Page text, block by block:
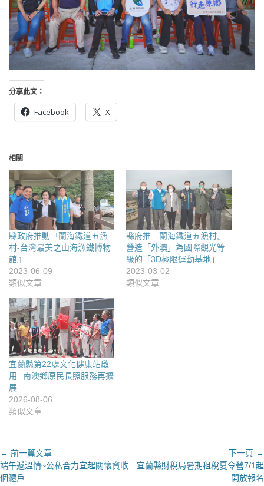
分享此文：
Facebook X
相關
縣政府推動『蘭海鐵道五漁
村-台灣最美之山海漁鐵博物
館』
2023-06-09
類似文章
縣府推『蘭海鐵道五漁村』
營造「外澳」為國際觀光等
級的「3D極限運動基地」
2023-03-02
類似文章
宜蘭縣第22處文化健康站啟
用─南澳鄉原民長照服務再擴
展
2026-08-06
類似文章
文
章
導
← 前一篇文章
上
一
端午遞溫情~公私合力宜起關懷資收
個體戶
下一頁 →
下宜蘭縣財稅局暑期租稅夏令營7/1起
開放報名